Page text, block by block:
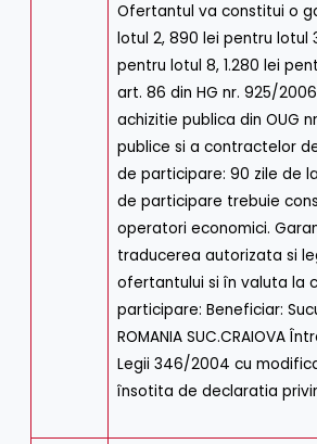
Ofertantul va constitui o
lotul 2, 890 lei pentru lotul
pentru lotul 8, 1.280 lei
art. 86 din HG nr. 925/
achizitie publica din OUG
publice si a contractelor
de participare: 90 zile de
de participare trebuie
operatori economici.
traducerea autorizata si
ofertantului si în valuta la
participare: Beneficiar:
ROMANIA SUC.CRAIOVA
Legii 346/2004 cu
însotita de declaratia